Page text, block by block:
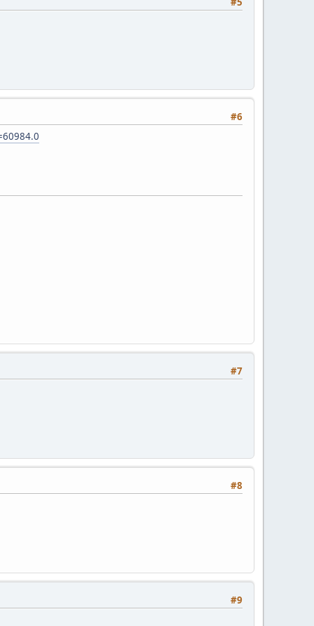
#6
#7
#8
#9